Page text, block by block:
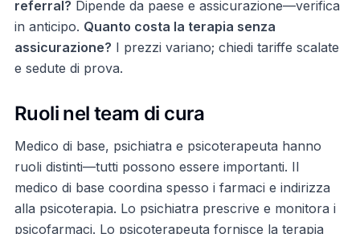
referral? Dipende da paese e assicurazione—verifica
in anticipo. Quanto costa la terapia senza
assicurazione? I prezzi variano; chiedi tariffe scalate
e sedute di prova.
Ruoli nel team di cura
Medico di base, psichiatra e psicoterapeuta hanno
ruoli distinti—tutti possono essere importanti. Il
medico di base coordina spesso i farmaci e indirizza
alla psicoterapia. Lo psichiatra prescrive e monitora i
psicofarmaci. Lo psicoterapeuta fornisce la terapia